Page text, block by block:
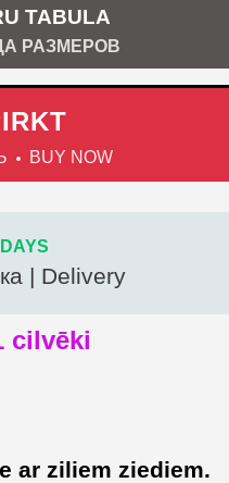
TABULA
РАЗМЕРОВ
BUY NOW
| Delivery
cilvēki
ar ziliem ziediem.